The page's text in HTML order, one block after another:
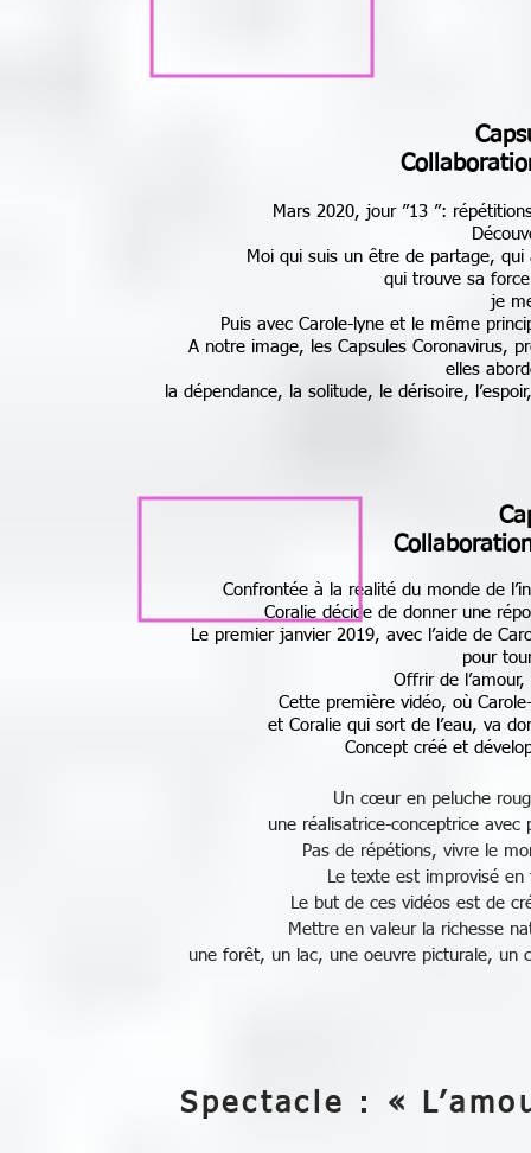
Mars 2020, jour ”13 ”:
Moi qui suis un être de partage,
qui trouve sa
je
Puis avec Carole-lyne et le même
A notre image, les Capsules Coronavirus,
elles
la dépendance, la solitude, le dérisoire,
Confrontée à la réalité du monde de
Coralie décide de donner une
Le premier janvier 2019, avec l’aide de
pour
Offrir de
Cette première vidéo, où
et Coralie qui sort de l’eau, va
Concept créé et
Un cœur en peluche
une réalisatrice-conceptrice avec
Pas de répétions, vivre le
Le texte est improvisé
Le but de ces vidéos est de
Mettre en valeur la richesse
une forêt, un lac, une oeuvre picturale,
Spectacle : «